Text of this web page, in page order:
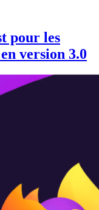
pour les
version 3.0